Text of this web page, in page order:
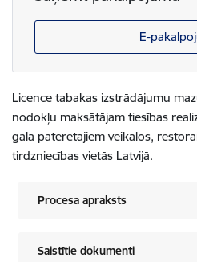
E-
Licence tabakas izstrādājumu
nodokļu maksātājam tiesības
gala patērētājiem veikalos,
tirdzniecības vietās Latvijā.
Procesa apraksts
Saistītie dokumenti